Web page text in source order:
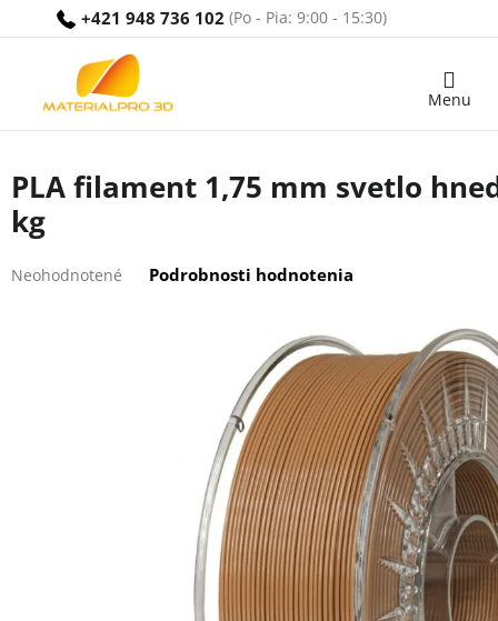
+421 948 736 102
Nákupný
PLA filament 1,75 mm svetlo
kg
hodnotenie
Neohodnotené Podrobnosti hodnotenia